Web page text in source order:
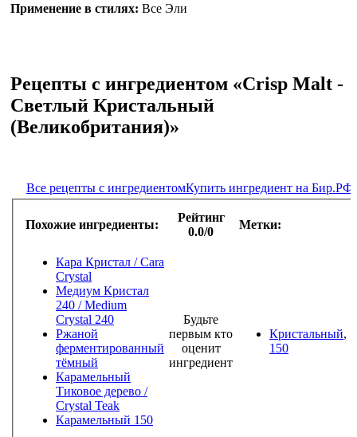
Применение в стилях: Все Эли
Рецепты с ингредиентом «Crisp Malt -
Светлый Кристальный
(Великобритания)»
Все рецепты с ингредиентомКупить ингредиент на Бир.РФ
Похожие ингредиенты:
Рейтинг
0.0/0
Метки:
Кара Кристал / Cara
Crystal
Медиум Кристал
240 / Medium
Crystal 240
Ржаной
ферментированный
тёмный
Карамельный
Тиковое дерево /
Crystal Teak
Карамельный 150
Будьте
первым кто
оценит
ингредиент
Кристальный,
150